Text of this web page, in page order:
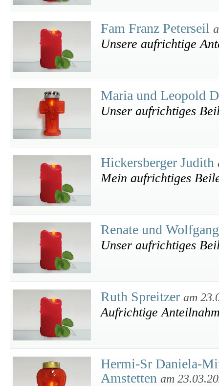
Fam Franz Peterseil
Unsere aufrichtige
Maria und Leopold
Unser aufrichtiges
Hickersberger Judith
Mein aufrichtiges
Renate und
Unser aufrichtiges
Ruth Spreitzer am
Aufrichtige
Hermi-Sr Daniela-
Amstetten am